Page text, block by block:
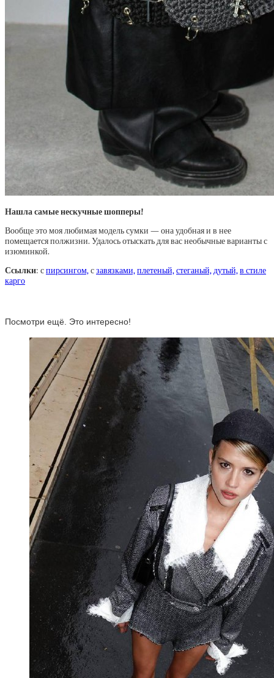
Нашла самые нескучные шопперы!
Вообще это моя любимая модель сумки — она удобная и в нее
помещается полжизни. Удалось отыскать для вас необычные варианты с
изюминкой.
Ссылки: спирсингом,сзавязками,плетеный,стеганый,дутый,в стиле
карго
Посмотри ещё. Это интересно!